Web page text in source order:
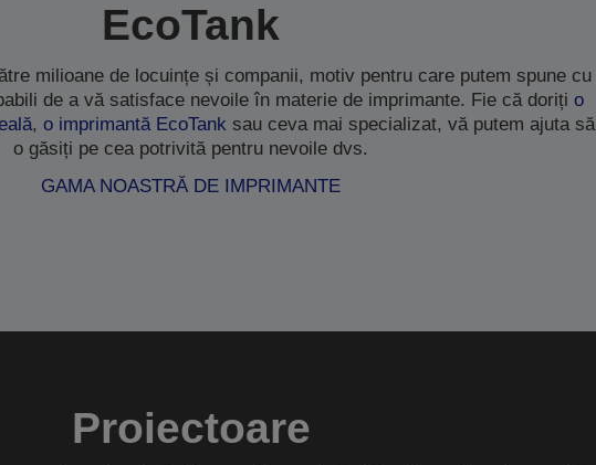
EcoTank
milioane de locuințe și companii, motiv pentru care putem spune cu
de a vă satisface nevoile în materie de imprimante. Fie că doriți o
, o imprimantă EcoTank sau ceva mai specializat, vă putem ajuta să
o găsiți pe cea potrivită pentru nevoile dvs.
GAMA NOASTRĂ DE IMPRIMANTE
Proiectoare